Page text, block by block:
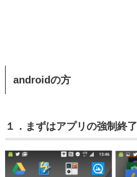
androidの方
１．まずはアプリの強制終了